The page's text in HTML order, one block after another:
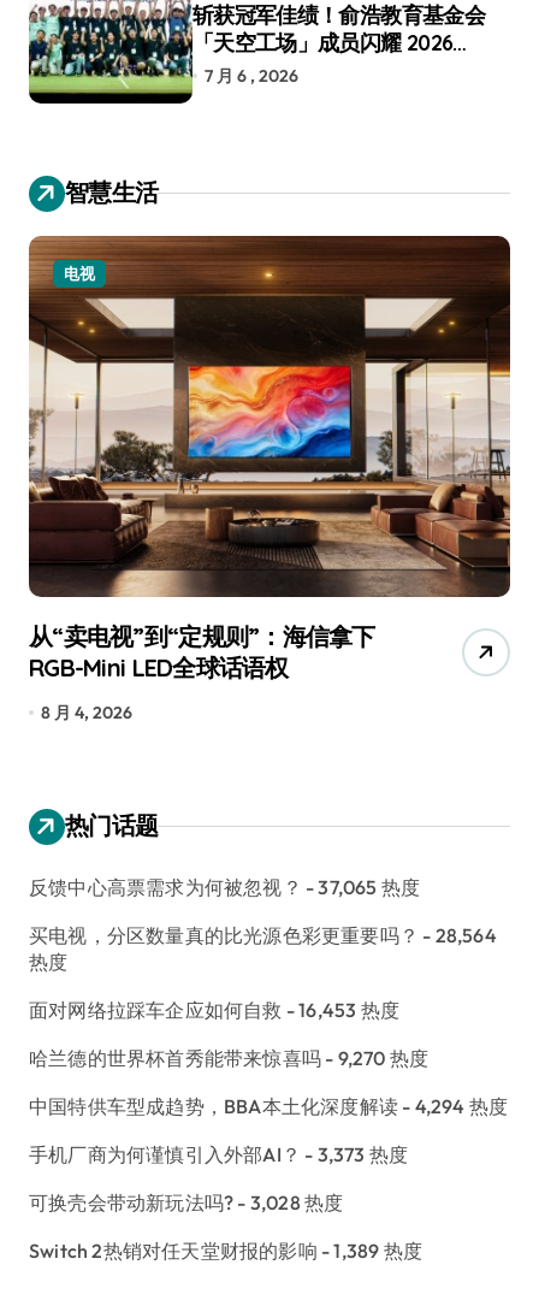
斩获冠军佳绩！俞浩教育基金会
「天空工场」成员闪耀 2026
RoboCup 机器人世界杯
7 月 6 , 2026
智慧生活
电视
从“卖电视”到“定规则”：海信拿下
RGB-Mini LED全球话语权
8 月 4, 2026
热门话题
反馈中心高票需求为何被忽视？ - 37,065 热度
买电视，分区数量真的比光源色彩更重要吗？ - 28,564
热度
面对网络拉踩车企应如何自救 - 16,453 热度
哈兰德的世界杯首秀能带来惊喜吗 - 9,270 热度
中国特供车型成趋势，BBA本土化深度解读 - 4,294 热度
手机厂商为何谨慎引入外部AI？ - 3,373 热度
可换壳会带动新玩法吗? - 3,028 热度
Switch 2热销对任天堂财报的影响 - 1,389 热度